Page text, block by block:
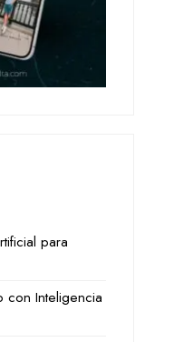
para
con Inteligencia